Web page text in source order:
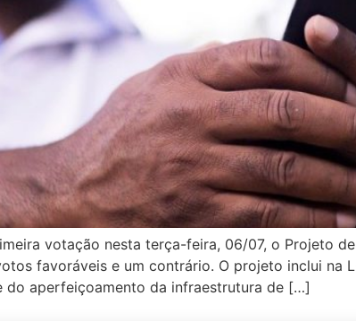
votação nesta terça-feira, 06/07, o Projeto
favoráveis e um contrário. O projeto inclui na
do aperfeiçoamento da infraestrutura de […]